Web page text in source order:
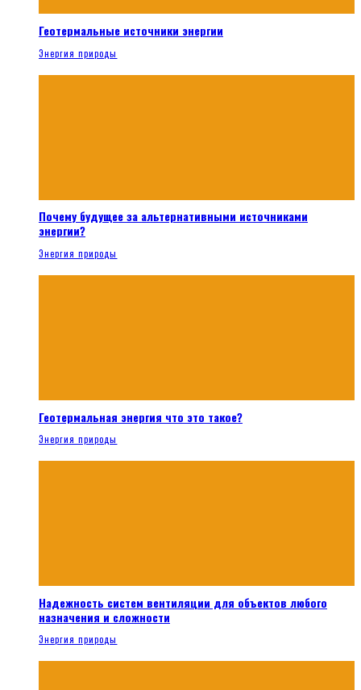
Геотермальные источники энергии
Энергия природы
Почему будущее за альтернативными источниками
энергии?
Энергия природы
Геотермальная энергия что это такое?
Энергия природы
Надежность систем вентиляции для объектов любого
назначения и сложности
Энергия природы